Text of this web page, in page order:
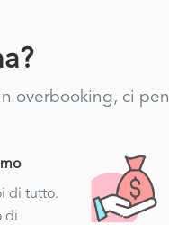
overbooking, ci
di tutto.
di